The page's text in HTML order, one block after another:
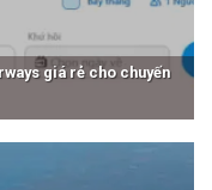
giá rẻ cho chuyến